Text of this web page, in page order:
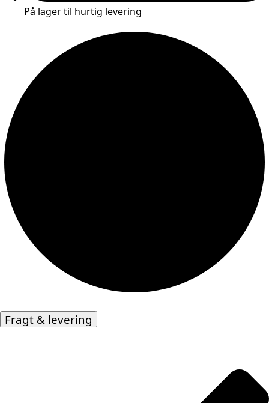
På lager til hurtig levering
Fragt & levering